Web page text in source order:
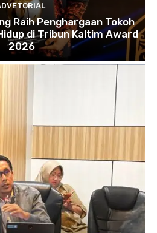
Raih Penghargaan Tokoh
di Tribun Kaltim Award
2026